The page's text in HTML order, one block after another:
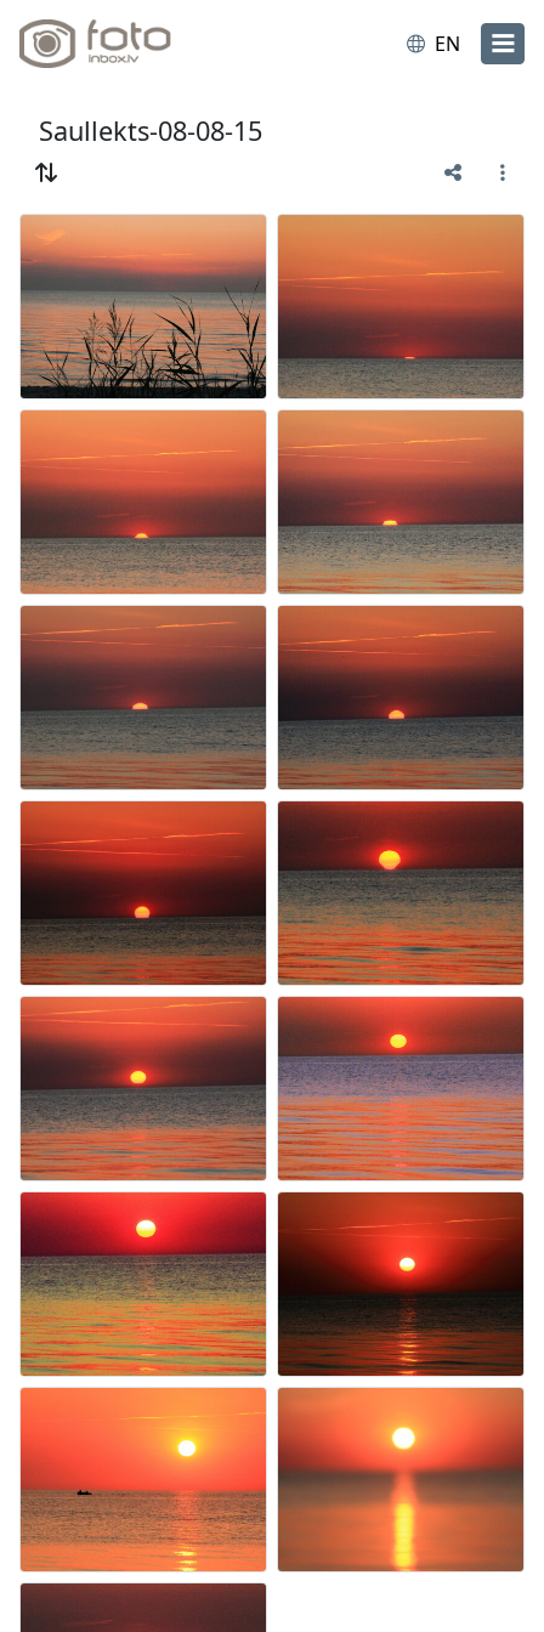
EN
Saullekts-08-08-15